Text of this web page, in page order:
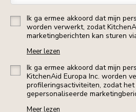
Ik ga ermee akkoord dat mijn
worden verwerkt, zodat
marketingberichten kan sturen
Meer lezen
Ik ga ermee akkoord dat mijn
KitchenAid Europa Inc. worden
profileringsactiviteiten, zodat het
gepersonaliseerde
Meer lezen